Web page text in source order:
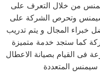
من خلال التعرف على
سيمنس وتحرص الشركة على
خبراء المجال و يتم تدريب
كما ستجد خدمة متميزة
فى القيام بصيانة الاعطال
المتعددة